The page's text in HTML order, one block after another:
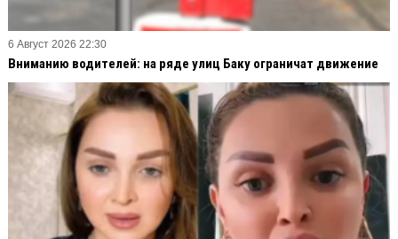
6 Август 2026 22:30
Вниманию водителей: на ряде улиц Баку ограничат движение